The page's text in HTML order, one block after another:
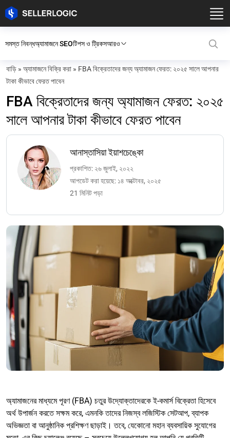
সমস্ত নিবন্ধঅ্যামাজনে SEOটিপস ও ট্রিকসআরও
বাড়ি » অ্যামাজনে বিক্রি করা » FBA বিক্রেতাদের জন্য অ্যামাজন ফেরত: ২০২৫ সালে আপনার
টাকা কীভাবে ফেরত পাবেন
FBA বিক্রেতাদের জন্য অ্যামাজন ফেরত: ২০২৫
সালে আপনার টাকা কীভাবে ফেরত পাবেন
আনাস্তাসিয়া ইয়াশচেঙ্কো
প্রকাশিত: ২৬ জুলাই, ২০২২
আপডেট করা হয়েছে: ১৪ অক্টোবর, ২০২৫
21 মিনিট পড়া
অ্যামাজনের মাধ্যমে পূরণ (FBA) চতুর উদ্যোক্তাদেরকে ই-কমার্স বিক্রেতা হিসেবে
অর্থ উপার্জন করতে সক্ষম করে, এমনকি তাদের নিজস্ব লজিস্টিক সেটআপ, ব্যাপক
অভিজ্ঞতা বা আনুষ্ঠানিক প্রশিক্ষণ ছাড়াই। তবে, যেকোনো মহান ব্যবসায়িক সুযোগের